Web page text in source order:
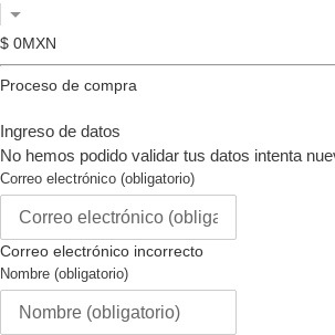
Material de la Caja :acero
inoxidable
Color Luminoso: blanco
Material Luminoso :
Movimiento
Hecho en Suiza :
o
deslízate
hacia
la
si
usas
un
dispositivo
móvil
$ 0MXN
Proceso de compra
Ingreso de datos
No hemos podido validar tus datos intenta
Correo electrónico (obligatorio)
Correo electrónico incorrecto
Nombre (obligatorio)